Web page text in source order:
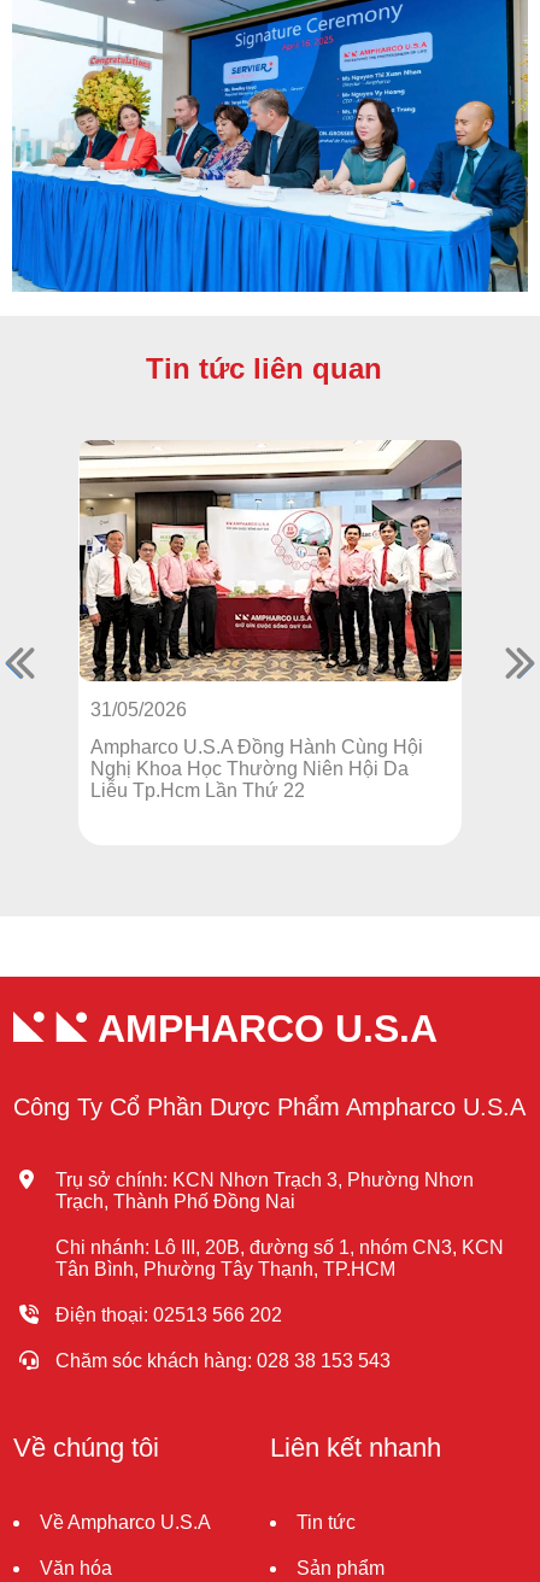
Tin tức liên quan
31/05/2026
Ampharco U.S.A Đồng Hành Cùng Hội
Nghị Khoa Học Thường Niên Hội Da
Liễu Tp.Hcm Lần Thứ 22
AMPHARCO U.S.A
Công Ty Cổ Phần Dược Phẩm Ampharco U.S.A
Trụ sở chính: KCN Nhơn Trạch 3, Phường Nhơn
Trạch, Thành Phố Đồng Nai
Chi nhánh: Lô III, 20B, đường số 1, nhóm CN3, KCN
Tân Bình, Phường Tây Thạnh, TP.HCM
Điện thoại: 02513 566 202
Chăm sóc khách hàng: 028 38 153 543
Về chúng tôi
Về Ampharco U.S.A
Văn hóa
Liên kết nhanh
Tin tức
Sản phẩm